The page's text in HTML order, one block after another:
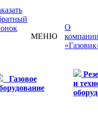
МЕНЮ
О
Газовое
и